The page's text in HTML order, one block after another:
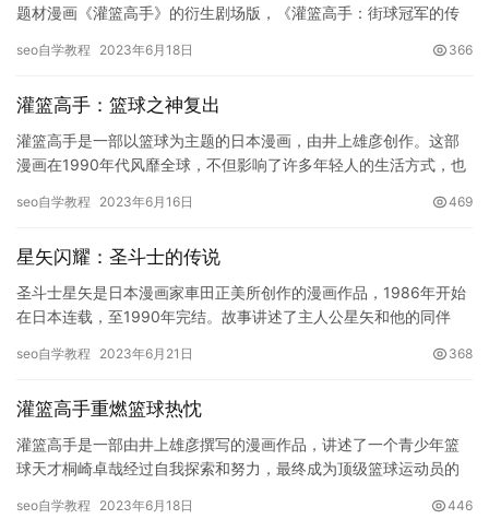
题材漫画《灌篮高手》的衍生剧场版，《灌篮高手：街球冠军的传
赛中…
seo自学教程 2023年6月18日 366
灌篮高手：篮球之神复出
灌篮高手是一部以篮球为主题的日本漫画，由井上雄彦创作。这部
漫画在1990年代风靡全球，不但影响了许多年轻人的生活方式，也
个…
seo自学教程 2023年6月16日 469
星矢闪耀：圣斗士的传说
圣斗士星矢是日本漫画家車田正美所创作的漫画作品，1986年开始
在日本连载，至1990年完结。故事讲述了主人公星矢和他的同伴
seo自学教程 2023年6月21日 368
灌篮高手重燃篮球热忱
灌篮高手是一部由井上雄彦撰写的漫画作品，讲述了一个青少年篮
球天才桐崎卓哉经过自我探索和努力，最终成为顶级篮球运动员的
有着大…
seo自学教程 2023年6月18日 446